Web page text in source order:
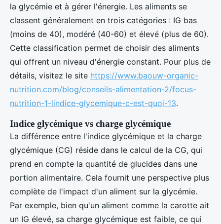
la glycémie et à gérer l'énergie. Les aliments se
classent généralement en trois catégories : IG bas
(moins de 40), modéré (40-60) et élevé (plus de 60).
Cette classification permet de choisir des aliments
qui offrent un niveau d'énergie constant. Pour plus de
détails, visitez le site https://www.baouw-organic-
nutrition.com/blog/conseils-alimentation-2/focus-
nutrition-1-lindice-glycemique-c-est-quoi-13.
Indice glycémique vs charge glycémique
La différence entre l'indice glycémique et la charge
glycémique (CG) réside dans le calcul de la CG, qui
prend en compte la quantité de glucides dans une
portion alimentaire. Cela fournit une perspective plus
complète de l'impact d'un aliment sur la glycémie.
Par exemple, bien qu'un aliment comme la carotte ait
un IG élevé, sa charge glycémique est faible, ce qui